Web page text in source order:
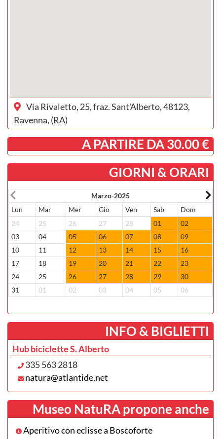
Via Rivaletto, 25, fraz. Sant'Alberto, 48123,
Ravenna, (RA)
­ A PARTIRE DA 30.00 €
GIORNI & ORARI
Marzo-2025
Lun
Mar Mer Gio Ven Sab
Dom
24
25 26 27 28 01
02
03
04 05 06 07 08
09
10
11 12 13 14 15
16
17
18 19 20 21 22
23
24
25 26 27 28 29
30
31
01 02 03 04 05 06
­INFO & BIGLIETTI
Hub biciclette S. Alberto
335 563 2818
natura@atlantide.net
Museo NatuRA propone anche
Aperitivo con eclisse a Boscoforte